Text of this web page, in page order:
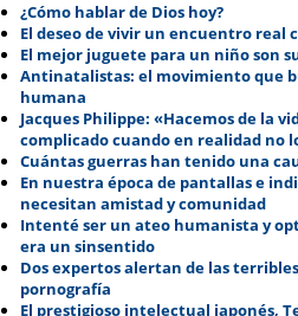
¿Cómo hablar de Dios hoy?
El deseo de vivir un encuentro real
El mejor juguete para un niño son
Antinatalistas: el movimiento que
humana
Jacques Philippe: «Hacemos de la
complicado cuando en realidad no
Cuántas guerras han tenido una
En nuestra época de pantallas e
necesitan amistad y comunidad
Intenté ser un ateo humanista y
era un sinsentido
Dos expertos alertan de las
pornografía
El prestigioso intelectual japonés,